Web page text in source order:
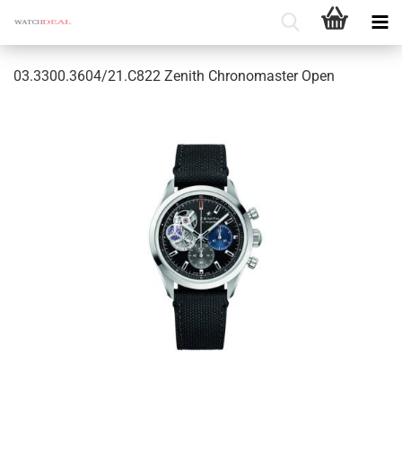
03.3300.3604/21.C822 Ze­nith Chro­no­mas­ter Open